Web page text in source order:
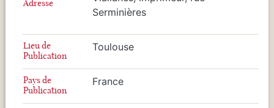
Adresse
Serminières
Lieu de
Publication
Toulouse
Pays de
Publication
France